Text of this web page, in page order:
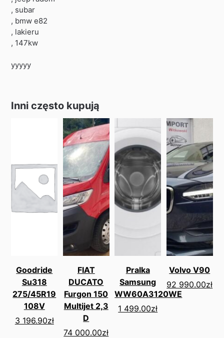
, subar
, bmw e82
, lakieru
, 147kw
yyyyy
Inni często kupują
Goodride
Su318
275/45R19
108V
3 196.90zł
FIAT
DUCATO
Furgon 150
Multijet 2,3
D
74 000.00zł
Pralka
Samsung
WW60A3120WE
1 499.00zł
Volvo V90
92 990.00zł